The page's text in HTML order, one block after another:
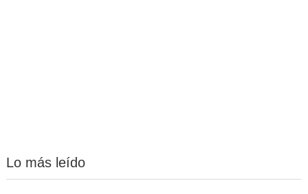
Lo más leído